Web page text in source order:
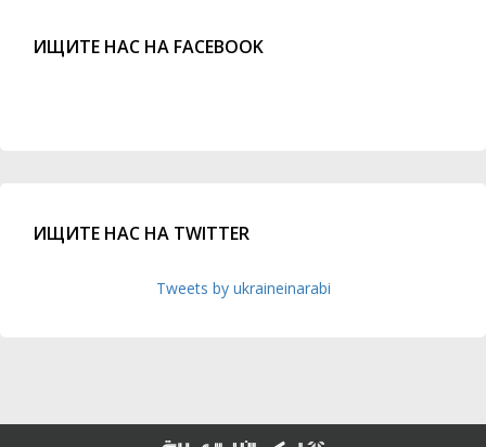
ИЩИТЕ НАС НА FACEBOOK
ИЩИТЕ НАС НА TWITTER
Tweets by ukraineinarabi